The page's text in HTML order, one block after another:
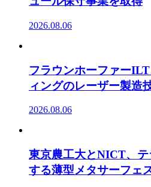
2026.08.06
フラウンホーファー
ィングのレーザー製造
2026.08.06
東京農工大とNICT、
する薄型メタサーフェ